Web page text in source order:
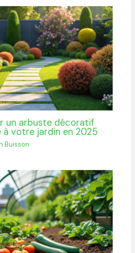
un arbuste décoratif
votre jardin en 2025
Buisson